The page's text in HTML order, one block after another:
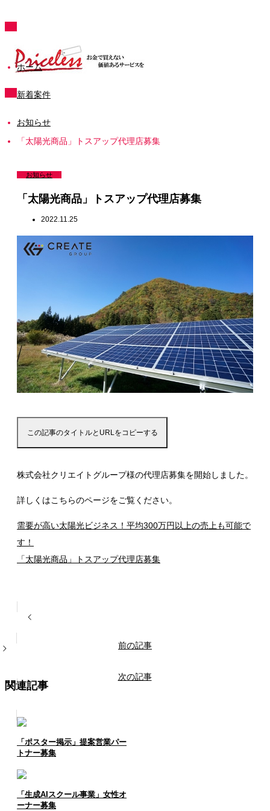
ホーム
新着案件
お知らせ
「太陽光商品」トスアップ代理店募集
お知らせ
「太陽光商品」トスアップ代理店募集
2022.11.25
この記事のタイトルとURLをコピーする
株式会社クリエイトグループ様の代理店募集を開始しました。
詳しくはこちらのページをご覧ください。
需要が高い太陽光ビジネス！平均300万円以上の売上も可能で
す！
「太陽光商品」トスアップ代理店募集
前の記事
次の記事
関連記事
「ポスター掲示」提案営業パー
トナー募集
「生成AIスクール事業」女性オ
ーナー募集